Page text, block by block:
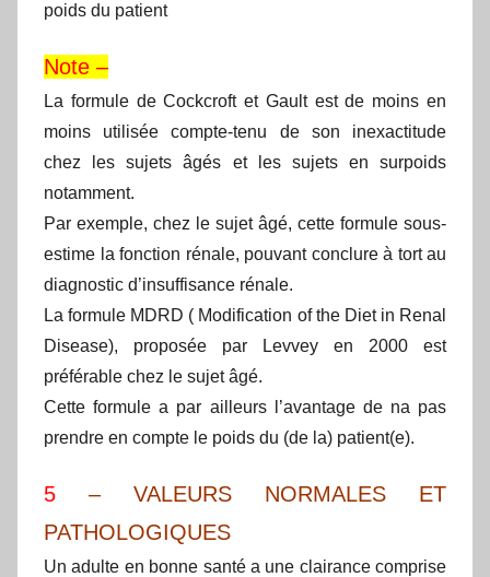
poids du patient
Note –
La formule de Cockcroft et Gault est de moins en
moins utilisée compte-tenu de son inexactitude
chez les sujets âgés et les sujets en surpoids
notamment.
Par exemple, chez le sujet âgé, cette formule sous-
estime la fonction rénale, pouvant conclure à tort au
diagnostic d’insuffisance rénale.
La formule MDRD ( Modification of the Diet in Renal
Disease), proposée par Levvey en 2000 est
préférable chez le sujet âgé.
Cette formule a par ailleurs l’avantage de na pas
prendre en compte le poids du (de la) patient(e).
5 – VALEURS NORMALES ET
PATHOLOGIQUES
Un adulte en bonne santé a une clairance comprise